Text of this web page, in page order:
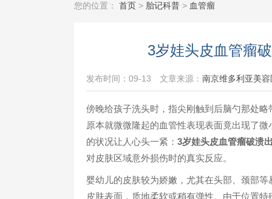
您的位置： 首页 > 胎记科普 > 血管瘤
3岁娃头皮血管瘤
发布时间：09-13 文章来源： 南京维多利亚美容
傍晚给孩子洗头时，指尖刚触到后脑勺那处略
原本就微微隆起的血管性表现表面竟出现了
的状况让人心头一紧： 3岁娃头皮血管瘤破溃
对皮肤区域意外损伤时的真实反应。
婴幼儿的皮肤较为娇嫩，尤其在头部、颈部
皮肤表面，质地柔软或稍有弹性。由于位置